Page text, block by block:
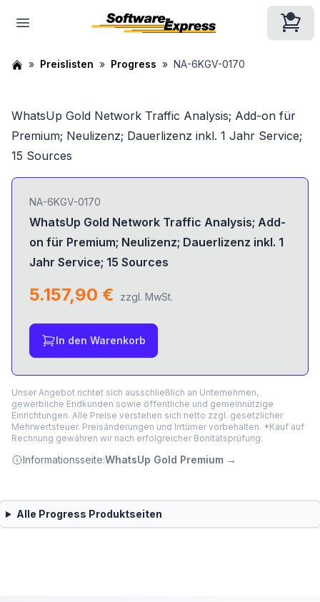
Preislisten Progress NA-6KGV-0170
WhatsUp Gold Network Traffic Analysis; Add-on für
Premium; Neulizenz; Dauerlizenz inkl. 1 Jahr Service;
15 Sources
NA-6KGV-0170
WhatsUp Gold Network Traffic Analysis; Add-
on für Premium; Neulizenz; Dauerlizenz inkl. 1
Jahr Service; 15 Sources
5.157,90 € zzgl. MwSt.
In den Warenkorb
Unser Angebot richtet sich ausschließlich an Unternehmen,
gewerbliche Endkunden sowie öffentliche und gemeinnützige
Einrichtungen. Alle Preise verstehen sich netto zzgl. gesetzlicher
Mehrwertsteuer. Preisänderungen und Irrtümer vorbehalten. *Kauf auf
Rechnung gewähren wir nach erfolgreicher Bonitätsprüfung.
Informationsseite:WhatsUp Gold Premium →
Alle Progress Produktseiten